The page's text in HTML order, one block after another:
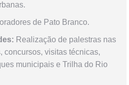
de Pato Branco.
Realização de palestras nas
concursos, visitas técnicas,
municipais e Trilha do Rio